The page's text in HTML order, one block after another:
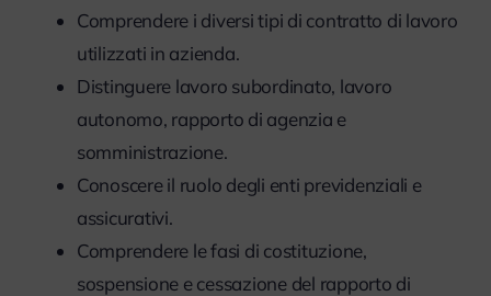
Comprendere i diversi tipi di contratto di lavoro
utilizzati in azienda.
Distinguere lavoro subordinato, lavoro
autonomo, rapporto di agenzia e
somministrazione.
Conoscere il ruolo degli enti previdenziali e
assicurativi.
Comprendere le fasi di costituzione,
sospensione e cessazione del rapporto di